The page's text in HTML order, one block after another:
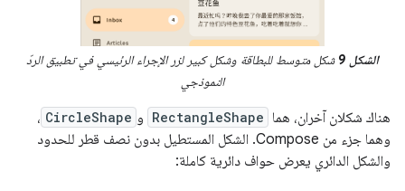
الشكل 9
شكل متوسط للبطاقة وشكل كبير لزر الإجراء الرئيسي في تطبيق الردّ
النموذجي
هناك شكلان آخران، هما RectangleShape و CircleShape ،
وهما جزء من Compose. الشكل المستطيل بدون نصف قطر للحدود
والشكل الدائري يعرض حواف دائرية كاملة: